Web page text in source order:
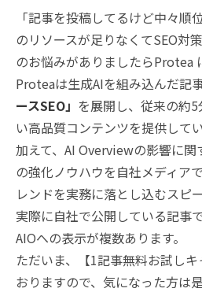
「記事を投稿してるけど中々順
のリソースが足りなくてSEO対
のお悩みがありましたらProtea
Proteaは生成AIを組み込んだ記
ースSEO」 を展開し、従来の約
い高品質コンテンツを提供してい
加えて、AI Overviewの影響に関
の強化ノウハウを自社メディア
レンドを実務に落とし込むスピ
実際に自社で公開している記事
AIOへの表示が複数あります。
ただいま、【1記事無料お試し
おりますので、気になった方は